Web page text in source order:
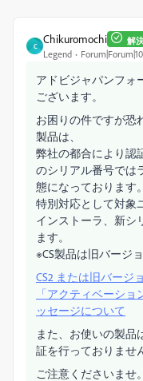
C
Chikuromochi 解
Legend
アドビジャパンフォ
ございます。
お困りの件ですが恐
製品は、
弊社の都合により認
のシリアル番号では
態になっております。
特別対応として対象
インストーラ、新シ
ます。
※CS製品は旧バージ
CS2 または旧バージ
「アクティベーシ
ッセージについて
また、お使いの製品
証を行っておりませ
ご注意くださいませ。